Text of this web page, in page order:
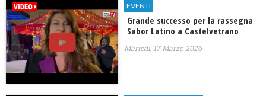
EVENTI
Grande successo per la rassegna
Sabor Latino a Castelvetrano
Martedì, 17 Marzo 2026